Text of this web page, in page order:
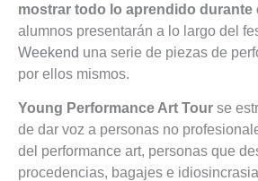
mostrar todo lo aprendido durante
alumnos presentarán a lo largo del
Weekend una serie de piezas de
por ellos mismos.
Young Performance Art Tour se
de dar voz a personas no
del performance art, personas que
procedencias, bagajes e